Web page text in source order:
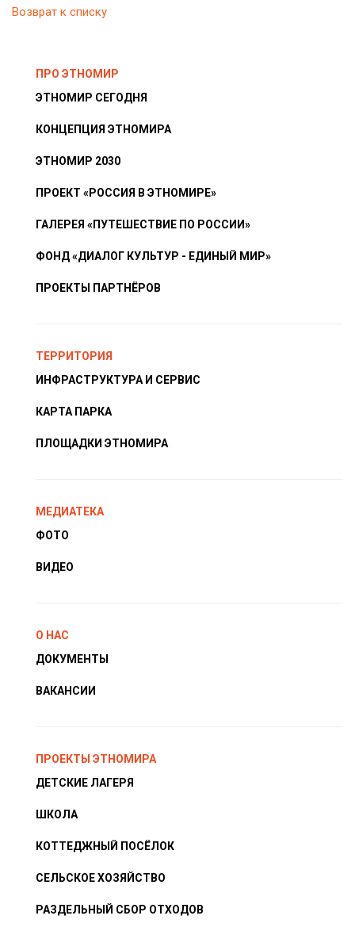
Возврат к списку
ПРО ЭТНОМИР
ЭТНОМИР СЕГОДНЯ
КОНЦЕПЦИЯ ЭТНОМИРА
ЭТНОМИР 2030
ПРОЕКТ «РОССИЯ В ЭТНОМИРЕ»
ГАЛЕРЕЯ «ПУТЕШЕСТВИЕ ПО РОССИИ»
ФОНД «ДИАЛОГ КУЛЬТУР - ЕДИНЫЙ МИР»
ПРОЕКТЫ ПАРТНЁРОВ
ТЕРРИТОРИЯ
ИНФРАСТРУКТУРА И СЕРВИС
КАРТА ПАРКА
ПЛОЩАДКИ ЭТНОМИРА
МЕДИАТЕКА
ФОТО
ВИДЕО
О НАС
ДОКУМЕНТЫ
ВАКАНСИИ
ПРОЕКТЫ ЭТНОМИРА
ДЕТСКИЕ ЛАГЕРЯ
ШКОЛА
КОТТЕДЖНЫЙ ПОСЁЛОК
СЕЛЬСКОЕ ХОЗЯЙСТВО
РАЗДЕЛЬНЫЙ СБОР ОТХОДОВ